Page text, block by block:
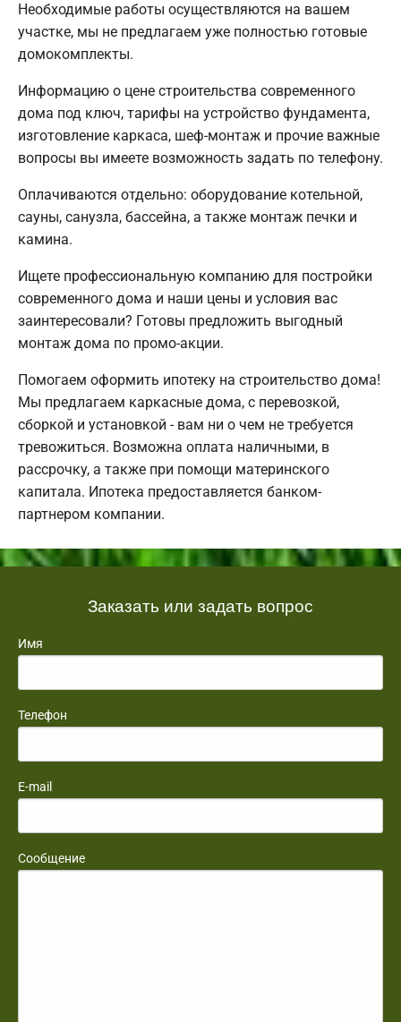
Необходимые работы осуществляются на вашем
участке, мы не предлагаем уже полностью готовые
домокомплекты.
Информацию о цене строительства современного
дома под ключ, тарифы на устройство фундамента,
изготовление каркаса, шеф-монтаж и прочие важные
вопросы вы имеете возможность задать по телефону.
Оплачиваются отдельно: оборудование котельной,
сауны, санузла, бассейна, а также монтаж печки и
камина.
Ищете профессиональную компанию для постройки
современного дома и наши цены и условия вас
заинтересовали? Готовы предложить выгодный
монтаж дома по промо-акции.
Помогаем оформить ипотеку на строительство дома!
Мы предлагаем каркасные дома, с перевозкой,
сборкой и установкой - вам ни о чем не требуется
тревожиться. Возможна оплата наличными, в
рассрочку, а также при помощи материнского
капитала. Ипотека предоставляется банком-
партнером компании.
Заказать или задать вопрос
Имя
Телефон
E-mail
Сообщение